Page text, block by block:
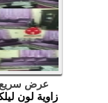
عرض سريع
زاوية لون